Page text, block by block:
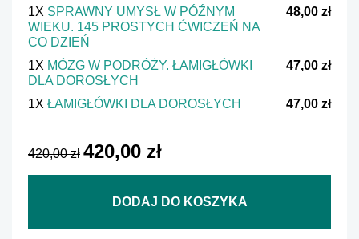
1X SPRAWNY UMYSŁ W PÓŹNYM
WIEKU. 145 PROSTYCH ĆWICZEŃ NA
CO DZIEŃ
48,00 zł
1X MÓZG W PODRÓŻY. ŁAMIGŁÓWKI
DLA DOROSŁYCH
47,00 zł
1X ŁAMIGŁÓWKI DLA DOROSŁYCH 47,00 zł
420,00 zł 420,00 zł
DODAJ DO KOSZYKA